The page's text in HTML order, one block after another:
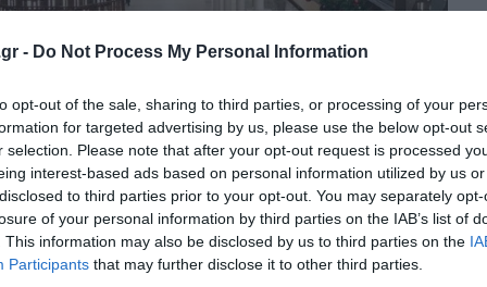
- Do Not Process My Personal Information
opt-out of the sale, sharing to third parties, or processing of your
for targeted advertising by us, please use the below opt-out
selection. Please note that after your opt-out request is processed
interest-based ads based on personal information utilized by us
to third parties prior to your opt-out. You may separately
of your personal information by third parties on the IAB’s list of
This information may also be disclosed by us to third parties on the
Participants that may further disclose it to other third parties.
τη μαγική ικανότητα των βιβλίων και των ταξιδιών
νέα μέρη, είτε κυριολεκτικά είτε νοερά.